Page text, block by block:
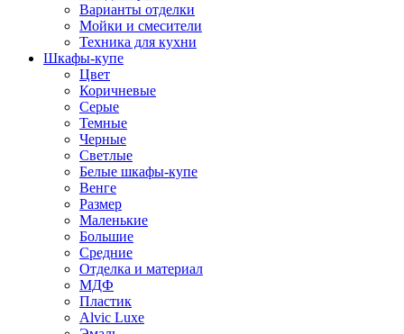
Варианты отделки
Мойки и смесители
Техника для кухни
Шкафы-купе
Цвет
Коричневые
Серые
Темные
Черные
Светлые
Белые шкафы-купе
Венге
Размер
Маленькие
Большие
Средние
Отделка и материал
МДФ
Пластик
Alvic Luxe